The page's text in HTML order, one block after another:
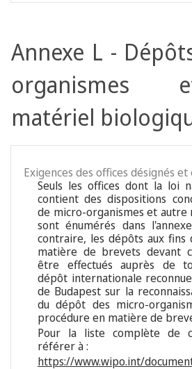
Annexe L -
organismes
matériel
Exigences des offices désignés et
Seuls les offices dont la loi
contient des dispositions
de micro-organismes et
sont énumérés dans
contraire, les dépôts aux fins
matière de brevets devant
être effectués auprès de
dépôt internationale
de Budapest sur la
du dépôt des micro-
procédure en matière de
Pour la liste complète de
référer à :
https://www.wipo.int/